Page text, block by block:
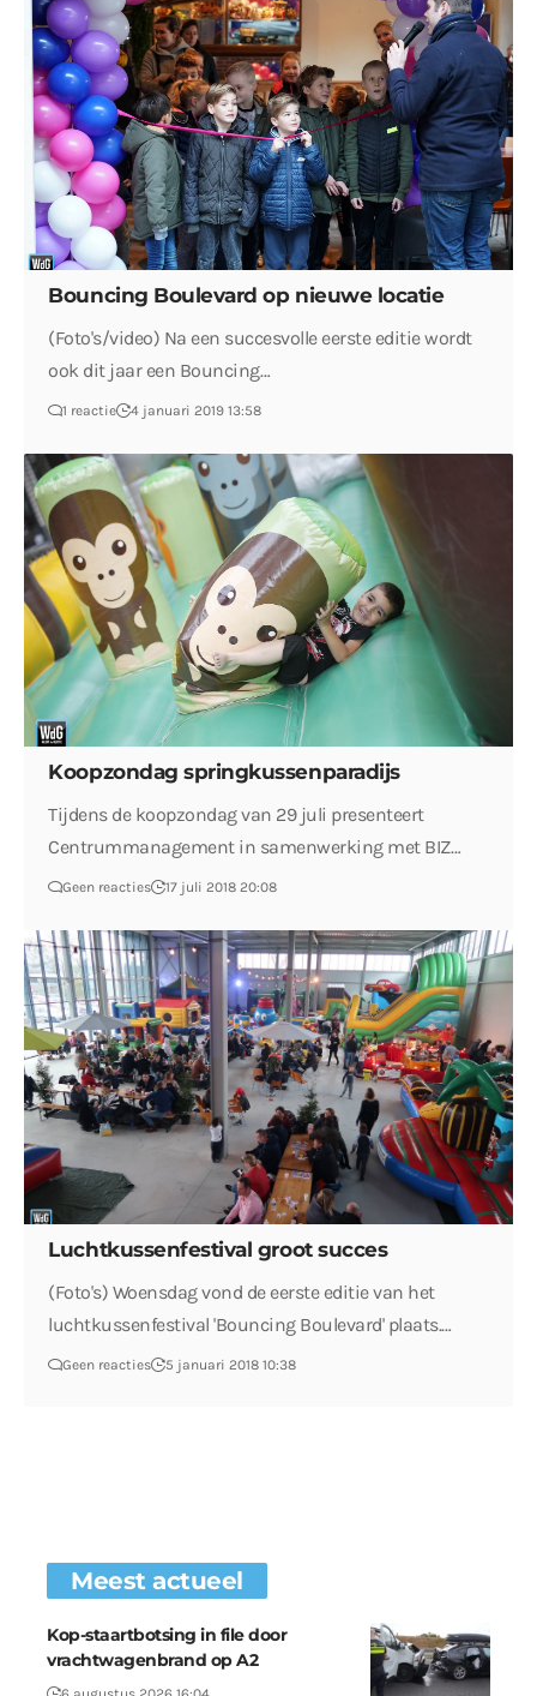
Bouncing Boulevard op nieuwe locatie
(Foto's/video) Na een succesvolle eerste editie wordt
ook dit jaar een Bouncing…
1 reactie 4 januari 2019 13:58
Koopzondag springkussenparadijs
Tijdens de koopzondag van 29 juli presenteert
Centrummanagement in samenwerking met BIZ…
Geen reacties 17 juli 2018 20:08
Luchtkussenfestival groot succes
(Foto's) Woensdag vond de eerste editie van het
luchtkussenfestival 'Bouncing Boulevard' plaats.…
Geen reacties 5 januari 2018 10:38
Meest actueel
Kop-staartbotsing in file door
vrachtwagenbrand op A2